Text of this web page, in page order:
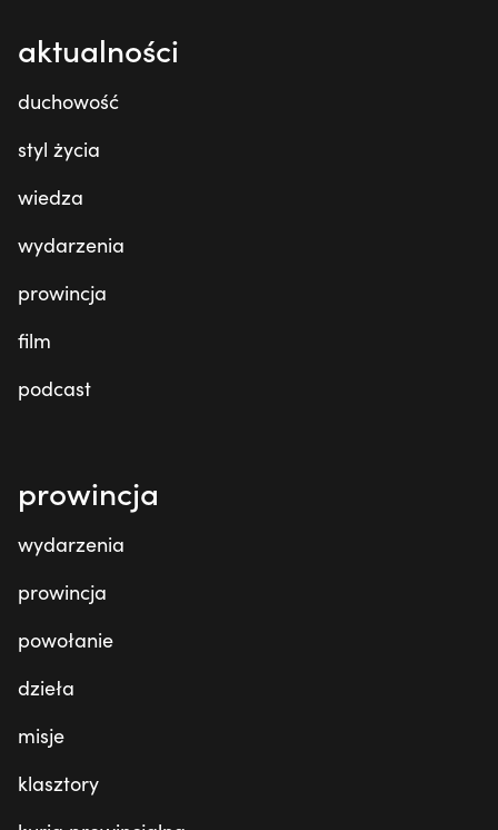
aktualności
duchowość
styl życia
wiedza
wydarzenia
prowincja
film
podcast
prowincja
wydarzenia
prowincja
powołanie
dzieła
misje
klasztory